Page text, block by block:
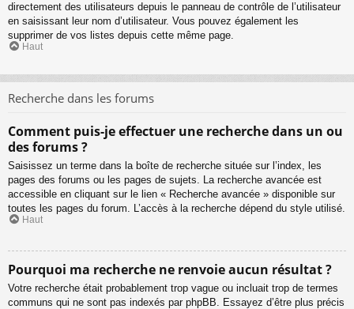
directement des utilisateurs depuis le panneau de contrôle de l’utilisateur
en saisissant leur nom d’utilisateur. Vous pouvez également les
supprimer de vos listes depuis cette même page.
Haut
Recherche dans les forums
Comment puis-je effectuer une recherche dans un ou
des forums ?
Saisissez un terme dans la boîte de recherche située sur l’index, les
pages des forums ou les pages de sujets. La recherche avancée est
accessible en cliquant sur le lien « Recherche avancée » disponible sur
toutes les pages du forum. L’accès à la recherche dépend du style utilisé.
Haut
Pourquoi ma recherche ne renvoie aucun résultat ?
Votre recherche était probablement trop vague ou incluait trop de termes
communs qui ne sont pas indexés par phpBB. Essayez d’être plus précis